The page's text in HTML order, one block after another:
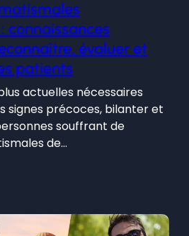
connaissances
évaluer et
patients
actuelles nécessaires
signes précoces, bilanter et
souffrant de
de…